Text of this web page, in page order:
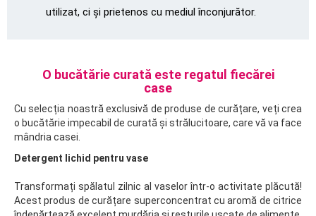
utilizat, ci și prietenos cu mediul înconjurător.
O bucătărie curată este regatul fiecărei
case
Cu selecția noastră exclusivă de produse de curățare, veți crea
o bucătărie impecabil de curată și strălucitoare, care vă va face
mândria casei.
Detergent lichid pentru vase
Transformați spălatul zilnic al vaselor într-o activitate plăcută!
Acest produs de curățare superconcentrat cu aromă de citrice